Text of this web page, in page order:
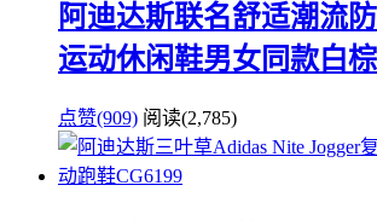
阿迪达斯联名舒适潮流
运动休闲鞋男女同款白
点赞(909) 阅读(2,785)